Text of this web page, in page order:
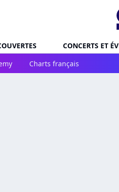
CONCERTS ET
Charts français